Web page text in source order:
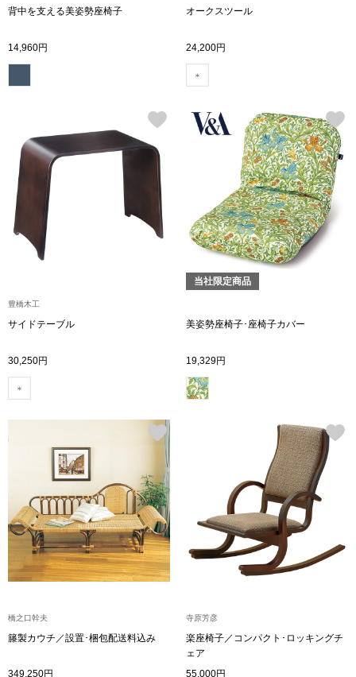
ランド
トップス
Tシャツ／カッ
ポロシャツ
シャツ／ブラ
トレーナー／
ベスト
スーツ
その他
背中を支える美姿勢座椅子
14,960円
オークスツール
24,200円
豊橋木工
サイドテーブル
30,250円
当社限定商品
美姿勢座椅子･座椅子カバー
19,329円
橋之口幹夫
籐製カウチ／設置･梱包配送料込み
349,250円
寺原芳彦
楽座椅子／コンパクト･ロッキングチ
ェア
55,000円